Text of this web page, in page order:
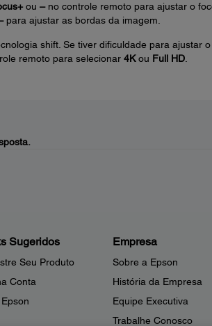
+ou –no controle remoto para ajustar o
para ajustar as bordas da imagem.
shift. Se tiver dificuldade para ajustar
remoto para selecionar 4Kou Full HD.
Sugeridos
Seu Produto
Conta
Empresa
Sobre a Epson
História da Empresa
Equipe Executiva
Trabalhe Conosco